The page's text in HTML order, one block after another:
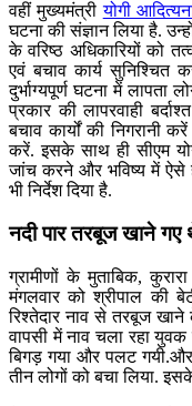
वहीं मुख्यमंत्रीयोगी
घटना की संज्ञान लिया है.
के वरिष्ठ अधिकारियों को
एवं बचाव कार्य सुनिश्चित
दुर्भाग्यपूर्ण घटना में
प्रकार की लापरवाही
बचाव कार्यों की निगरानी
करें. इसके साथ ही सीएम
जांच करने और भविष्य में ऐसे
भी निर्देश दिया है.
नदी पार तरबूज खाने
ग्रामीणों के मुताबिक,
मंगलवार को श्रीपाल की
रिश्तेदार नाव से तरबूज खाने
वापसी में नाव चला रहा
बिगड़ गया और पलट
तीन लोगों को बचा लिया.